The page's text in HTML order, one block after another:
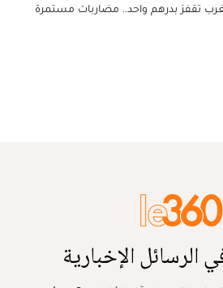
تقفز بدرهم واحد.. مضاربات مستمرة
الرسائل الإخبارية